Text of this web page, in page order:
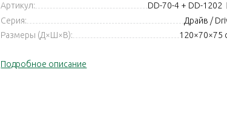
Артикул:
DD-70-4 + DD-1202
Серия:
Драйв /
Размеры (Д×Ш×В):
120×70×75
Подробное описание